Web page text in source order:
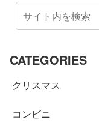
CATEGORIES
クリスマス
コンビニ